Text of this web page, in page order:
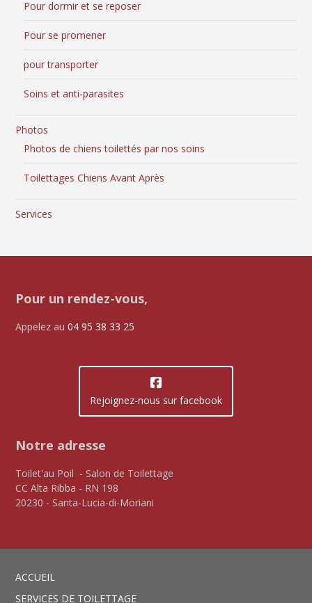
Pour dormir et se reposer
Pour se promener
pour transporter
Soins et anti-parasites
Photos
Photos de chiens toilettés par nos soins
Toilettages Chiens Avant Après
Services
Pour un rendez-vous,
Appelez au04 95 38 33 25
Rejoignez-nous sur facebook
Notre adresse
Toilet'au Poil - Salon de Toilettage
CC Alta Ribba - RN 198
20230 - Santa-Lucia-di-Moriani
ACCUEIL
SERVICES DE TOILETTAGE